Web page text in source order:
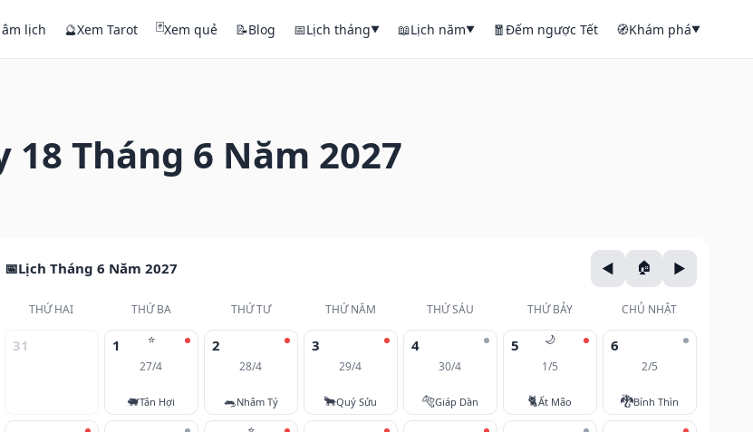
lịch 🔮Xem Tarot 🃏Xem quẻ 📝Blog 📅Lịch tháng▼ 📖Lịch năm▼ 🧧Đếm ngược Tết 🧭Khám phá▼
Tháng 6 Năm 2027
Lịch Tháng 6 Năm 2027
THỨ HAI THỨ BA THỨ TƯ THỨ NĂM THỨ SÁU THỨ BẢY CHỦ NHẬT
31 ⭐
1
27/4
🐖Tân Hợi
2
28/4
🐀Nhâm Tý
3
29/4
🐂Quý Sửu
4
30/4
🐅Giáp Dần
🌙
5
1/5
🐈Ất Mão
6
2/5
🐉Bính Thìn